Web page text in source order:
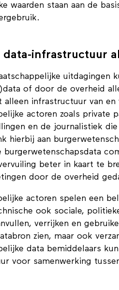
waarden staan aan de
data-infrastructuur
uitdagingen
of door de overheid
alleen infrastructuur van
actoren zoals private
en de journalistiek
hierbij aan
burgerwetenschapsdata
beter in kaart te
door de overheid
actoren spelen een
ook sociale,
verrijken en
zien, maar ook
data bemiddelaars
voor samenwerking